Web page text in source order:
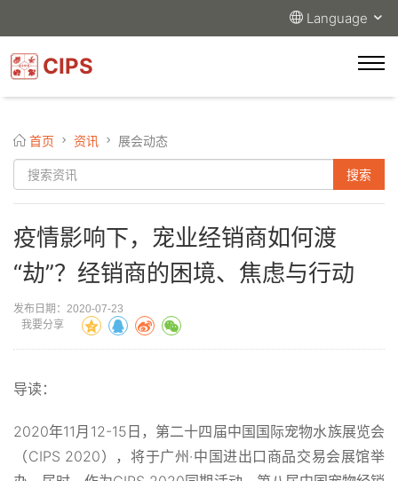
Language
CIPS
首页 资讯 展会动态
疫情影响下，宠业经销商如何渡
“劫”？经销商的困境、焦虑与行动
发布日期：2020-07-23
我要分享
导读：
2020年11月12-15日，第二十四届中国国际宠物水族展览会
（CIPS 2020），将于广州·中国进出口商品交易会展馆举